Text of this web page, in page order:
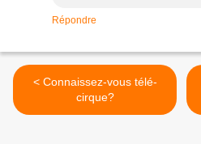
Répondre
< Connaissez-vous télé-
cirque?